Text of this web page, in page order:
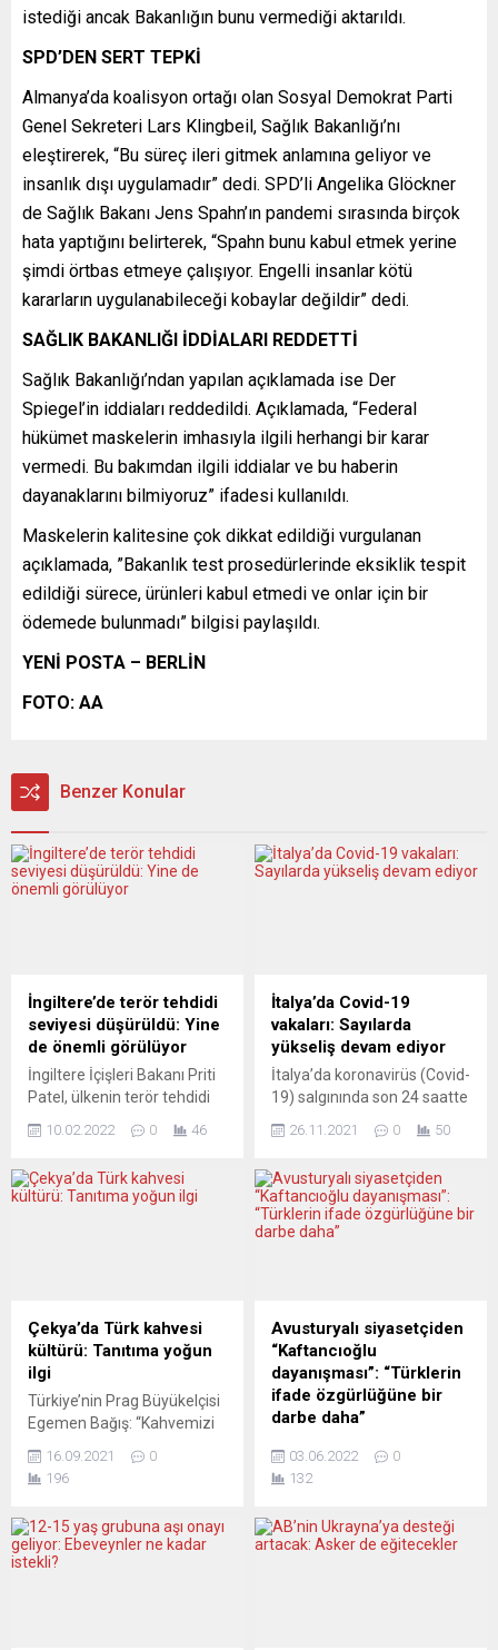
istediği ancak Bakanlığın bunu vermediği aktarıldı.
SPD’DEN SERT TEPKİ
Almanya’da koalisyon ortağı olan Sosyal Demokrat Parti
Genel Sekreteri Lars Klingbeil, Sağlık Bakanlığı’nı
eleştirerek, “Bu süreç ileri gitmek anlamına geliyor ve
insanlık dışı uygulamadır” dedi. SPD’li Angelika Glöckner
de Sağlık Bakanı Jens Spahn’ın pandemi sırasında birçok
hata yaptığını belirterek, “Spahn bunu kabul etmek yerine
şimdi örtbas etmeye çalışıyor. Engelli insanlar kötü
kararların uygulanabileceği kobaylar değildir” dedi.
SAĞLIK BAKANLIĞI İDDİALARI REDDETTİ
Sağlık Bakanlığı’ndan yapılan açıklamada ise Der
Spiegel’in iddiaları reddedildi. Açıklamada, “Federal
hükümet maskelerin imhasıyla ilgili herhangi bir karar
vermedi. Bu bakımdan ilgili iddialar ve bu haberin
dayanaklarını bilmiyoruz” ifadesi kullanıldı.
Maskelerin kalitesine çok dikkat edildiği vurgulanan
açıklamada, ”Bakanlık test prosedürlerinde eksiklik tespit
edildiği sürece, ürünleri kabul etmedi ve onlar için bir
ödemede bulunmadı” bilgisi paylaşıldı.
YENİ POSTA – BERLİN
FOTO: AA
Benzer Konular
İngiltere’de terör tehdidi
seviyesi düşürüldü: Yine
de önemli görülüyor
İngiltere İçişleri Bakanı Priti
Patel, ülkenin terör tehdidi
“önemli”ye düşürüldüğünü
yazılı açıklamada, “Müşterek
Terörizm Analiz Merkezi
terör saldırısının muhtemel
olduğu anlamına geliyor”
ifadesini kullandı. Ekim ve
Kasım 2021’de İngiltere’de
art...
10.02.2022 0 46
İtalya’da Covid-19
vakaları: Sayılarda
yükseliş devam ediyor
İtalya’da koronavirüs (Covid-
19) salgınında son 24 saatte
edildi. Sağlık Bakanlığının
itibarıyla son 24 saatte
yapılan 649 bin 998 testte
13 bin 764 kişiye Covid-19
başladığı Şubat 2020’den bu
yana...
26.11.2021 0 50
Çekya’da Türk kahvesi
kültürü: Tanıtıma yoğun
ilgi
Türkiye’nin Prag Büyükelçisi
Egemen Bağış: “Kahvemizi
ülkemizi ve kültürümüzü
tanıtmaya çalışıyoruz.”
Büyükelçiliği tarafından ilki
düzenlenen ve yaklaşık bir
16.09.2021
0
196
Avusturyalı siyasetçiden
“Kaftancıoğlu
dayanışması”: “Türklerin
ifade özgürlüğüne bir
darbe daha”
destek de Avusturya Sosyal
Demokrat Partisi (SPÖ)
geldi. SPÖ İnsan Hakları
Sözcüsü Troch kararı
03.06.2022
0
132